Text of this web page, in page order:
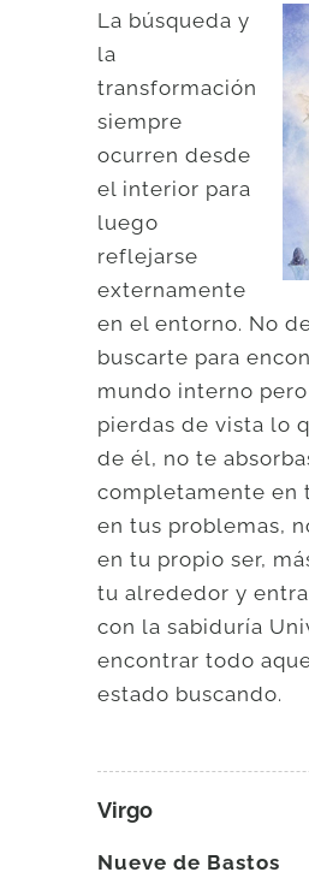
La búsqueda y
la
transformación
siempre
ocurren desde
el interior para
luego
reflejarse
externamente
en el entorno. No
buscarte para
mundo interno
pierdas de vista lo
de él, no te
completamente en
en tus problemas,
en tu propio ser,
tu alrededor y
con la sabiduría
encontrar todo
estado buscando.
Virgo
Nueve de Bastos